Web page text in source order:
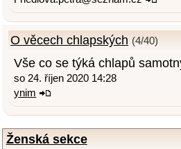
O věcech chlapských (4/40)
Vše co se týká chlapů
so 24. říjen 2020 14:28
ynim
Ženská sekce